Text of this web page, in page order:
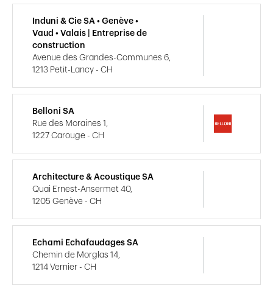
Induni & Cie SA • Genève •
Vaud • Valais | Entreprise de
construction
Avenue des Grandes-Communes 6,
1213 Petit-Lancy - CH
Belloni SA
Rue des Moraines 1,
1227 Carouge - CH
Architecture & Acoustique SA
Quai Ernest-Ansermet 40,
1205 Genève - CH
Echami Echafaudages SA
Chemin de Morglas 14,
1214 Vernier - CH